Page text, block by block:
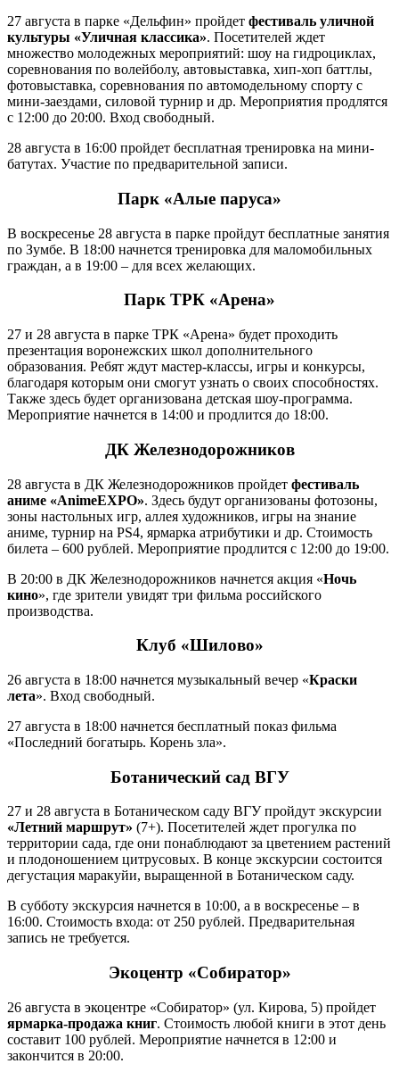
27 августа в парке «Дельфин» пройдет фестиваль уличной
культуры «Уличная классика». Посетителей ждет
множество молодежных мероприятий: шоу на гидроциклах,
соревнования по волейболу, автовыставка, хип-хоп баттлы,
фотовыставка, соревнования по автомодельному спорту с
мини-заездами, силовой турнир и др. Мероприятия продлятся
с 12:00 до 20:00. Вход свободный.
28 августа в 16:00 пройдет бесплатная тренировка на мини-
батутах. Участие по предварительной записи.
Парк «Алые паруса»
В воскресенье 28 августа в парке пройдут бесплатные занятия
по Зумбе. В 18:00 начнется тренировка для маломобильных
граждан, а в 19:00 – для всех желающих.
Парк ТРК «Арена»
27 и 28 августа в парке ТРК «Арена» будет проходить
презентация воронежских школ дополнительного
образования. Ребят ждут мастер-классы, игры и конкурсы,
благодаря которым они смогут узнать о своих способностях.
Также здесь будет организована детская шоу-программа.
Мероприятие начнется в 14:00 и продлится до 18:00.
ДК Железнодорожников
28 августа в ДК Железнодорожников пройдет фестиваль
аниме «AnimeEXPO». Здесь будут организованы фотозоны,
зоны настольных игр, аллея художников, игры на знание
аниме, турнир на PS4, ярмарка атрибутики и др. Стоимость
билета – 600 рублей. Мероприятие продлится с 12:00 до 19:00.
В 20:00 в ДК Железнодорожников начнется акция «Ночь
кино», где зрители увидят три фильма российского
производства.
Клуб «Шилово»
26 августа в 18:00 начнется музыкальный вечер «Краски
лета». Вход свободный.
27 августа в 18:00 начнется бесплатный показ фильма
«Последний богатырь. Корень зла».
Ботанический сад ВГУ
27 и 28 августа в Ботаническом саду ВГУ пройдут экскурсии
«Летний маршрут» (7+). Посетителей ждет прогулка по
территории сада, где они понаблюдают за цветением растений
и плодоношением цитрусовых. В конце экскурсии состоится
дегустация маракуйи, выращенной в Ботаническом саду.
В субботу экскурсия начнется в 10:00, а в воскресенье – в
16:00. Стоимость входа: от 250 рублей. Предварительная
запись не требуется.
Экоцентр «Собиратор»
26 августа в экоцентре «Собиратор» (ул. Кирова, 5) пройдет
ярмарка-продажа книг. Стоимость любой книги в этот день
составит 100 рублей. Мероприятие начнется в 12:00 и
закончится в 20:00.